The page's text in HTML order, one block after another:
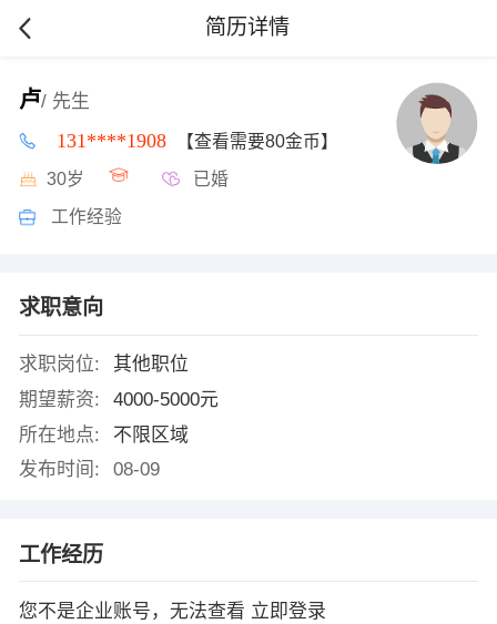
简历详情
卢/ 先生
131****1908 【查看需要80金币】
30岁 已婚
工作经验
求职意向
求职岗位:
其他职位
期望薪资:
4000-5000元
所在地点:
不限区域
发布时间:
08-09
工作经历
您不是企业账号，无法查看 立即登录